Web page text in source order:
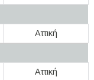
Αττική
Αττική